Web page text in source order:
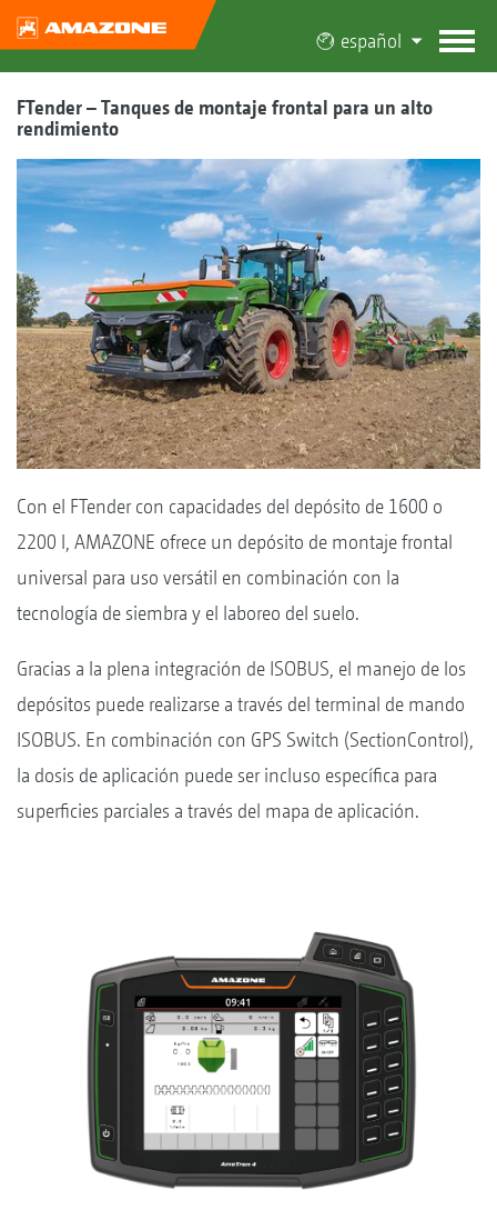
español
FTender – Tanques de montaje frontal para un alto
rendimiento
Con el FTender con capacidades del depósito de 1600 o
2200 l, AMAZONE ofrece un depósito de montaje frontal
universal para uso versátil en combinación con la
tecnología de siembra y el laboreo del suelo.
Gracias a la plena integración de ISOBUS, el manejo de los
depósitos puede realizarse a través del terminal de mando
ISOBUS. En combinación con GPS Switch (SectionControl),
la dosis de aplicación puede ser incluso específica para
superficies parciales a través del mapa de aplicación.